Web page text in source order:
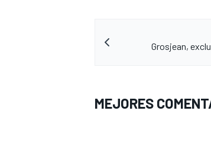
Grosjean,
MEJORES